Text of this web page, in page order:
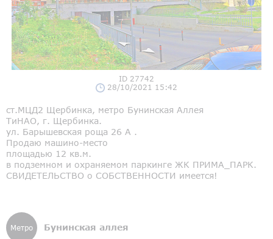
ID 27742
28/10/2021 15:42
ст.МЦД2 Щербинка, метро Бунинская Аллея
ТиНАО, г. Щербинка.
ул. Барышевская роща 26 А .
Продаю машино-место
площадью 12 кв.м.
в подземном и охраняемом паркинге ЖК ПРИМА_ПАРК.
СВИДЕТЕЛЬСТВО о СОБСТВЕННОСТИ имеется!
Метро Бунинская аллея